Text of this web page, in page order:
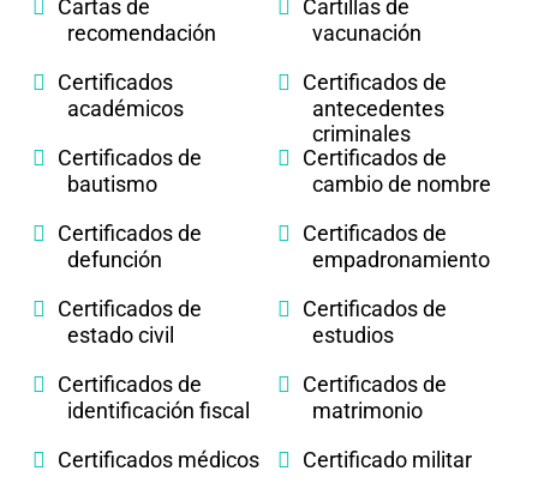
Cartas de
recomendación
Cartillas de
vacunación
Certificados
académicos
Certificados de
antecedentes
criminales
Certificados de
bautismo
Certificados de
cambio de nombre
Certificados de
defunción
Certificados de
empadronamiento
Certificados de
estado civil
Certificados de
estudios
Certificados de
identificación fiscal
Certificados de
matrimonio
Certificados médicos
Certificado militar